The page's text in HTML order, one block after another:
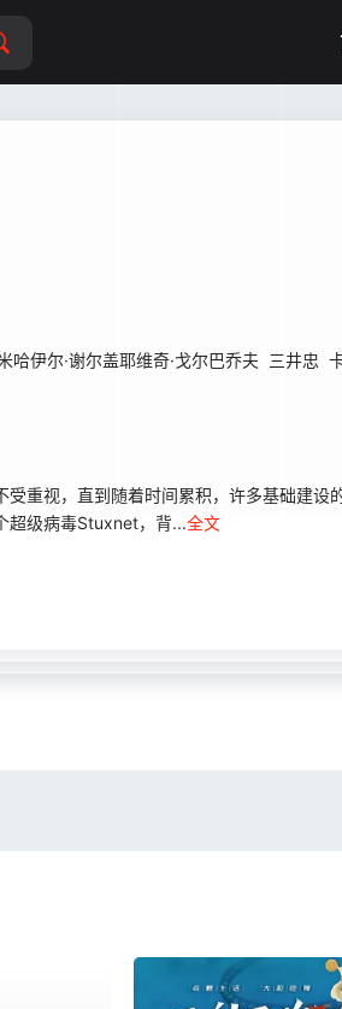
哈伊尔·谢尔盖耶维奇·戈尔巴乔夫 三井忠
视，直到随着时间累积，许多基础建设
超级病毒Stuxnet，背...全文